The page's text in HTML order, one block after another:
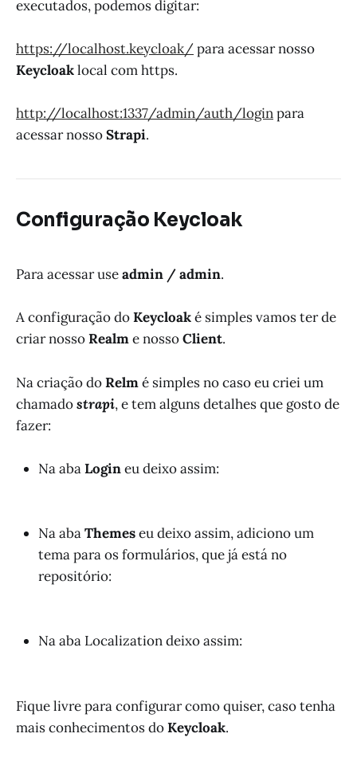
executados, podemos digitar:
https://localhost.keycloak/para acessar nosso
Keycloaklocal com https.
http://localhost:1337/admin/auth/loginpara
acessar nossoStrapi.
Configuração Keycloak
Para acessar useadmin / admin.
A configuração doKeycloaké simples vamos ter de
criar nossoRealme nossoClient.
Na criação doRelmé simples no caso eu criei um
chamadostrapi, e tem alguns detalhes que gosto de
fazer:
Na abaLogineu deixo assim:
Na abaThemeseu deixo assim, adiciono um
tema para os formulários, que já está no
repositório:
Na aba Localization deixo assim:
Fique livre para configurar como quiser, caso tenha
mais conhecimentos doKeycloak.